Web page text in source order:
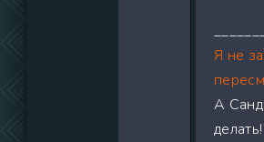
Я не
А